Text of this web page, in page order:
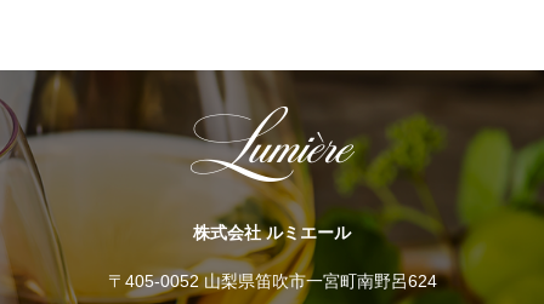
株式会社 ルミエール
〒405-0052 山梨県笛吹市一宮町南野呂624